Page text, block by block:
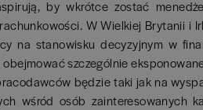
by wkrótce zostać
W Wielkiej Brytanii i
na stanowisku decyzyjnym w
szczególnie
będzie taki jak na
wśród osób zainteresowanych